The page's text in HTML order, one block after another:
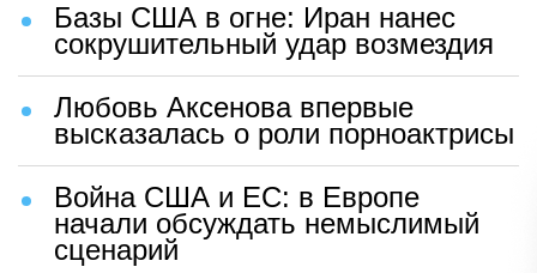
Базы США в огне: Иран нанес
сокрушительный удар возмездия
Любовь Аксенова впервые
высказалась о роли порноактрисы
Война США и ЕС: в Европе
начали обсуждать немыслимый
сценарий